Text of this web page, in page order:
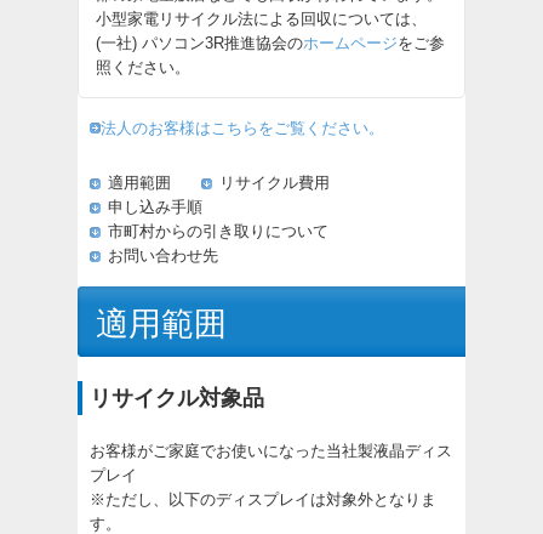
小型家電リサイクル法による回収については、
(一社) パソコン3R推進協会のホームページをご参
照ください。
法人のお客様はこちらをご覧ください。
適用範囲
リサイクル費用
申し込み手順
市町村からの引き取りについて
お問い合わせ先
適用範囲
リサイクル対象品
お客様がご家庭でお使いになった当社製液晶ディス
プレイ
※ただし、以下のディスプレイは対象外となりま
す。